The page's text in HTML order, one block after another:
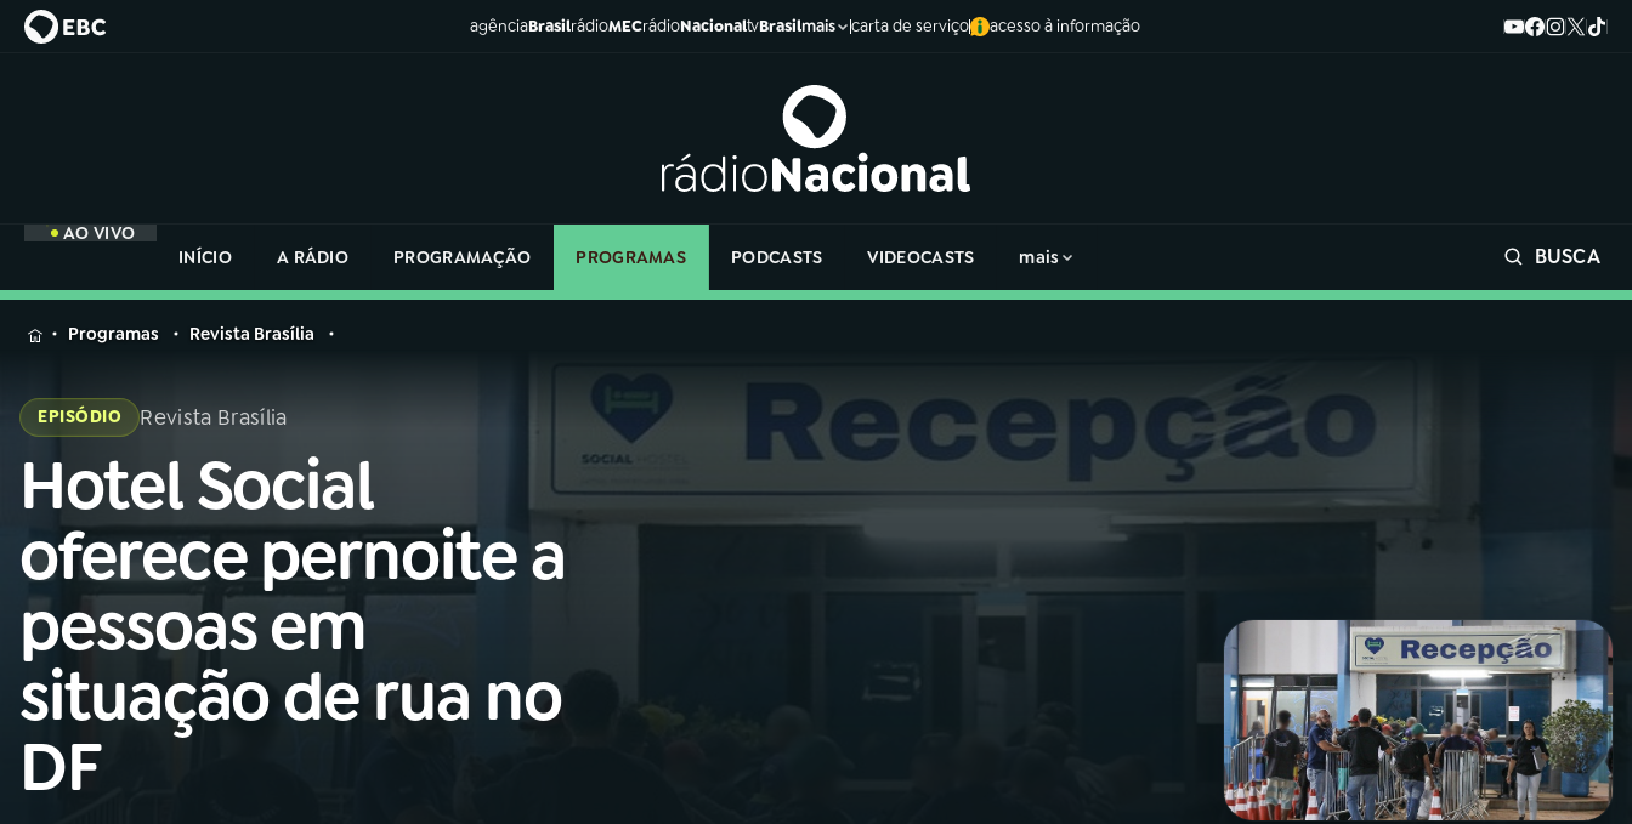
agênciaBrasilrádioMECrádioNacionaltvBrasilmais carta de serviço acesso à informação
AO VIVO
INÍCIO
A RÁDIO PROGRAMAÇÃO PROGRAMAS PODCASTS VIDEOCASTS mais BUSCA
MENU
Buscar
na
Rádio
Nacional
01 INÍCIO
02A RÁDIO
03PROGRAMAÇÃO
na
Rádio
Programas Revista Brasília
EPISÓDIO Revista Brasília
Hotel Social
oferece pernoite a
pessoas em
situação de rua no
DF